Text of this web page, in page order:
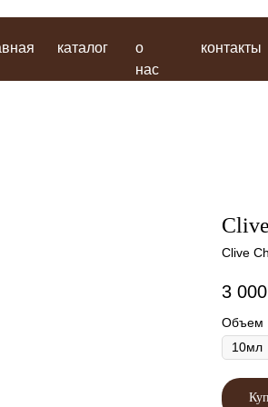
каталог о контакты
Clive
3 000
Объем